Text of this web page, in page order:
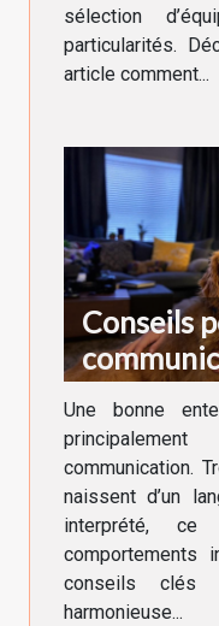
sélection
particularités.
article comment...
Conseils
et votre
Une bonne
communication.
naissent d’un
interprété,
comportements
conseils clés
harmonieuse...